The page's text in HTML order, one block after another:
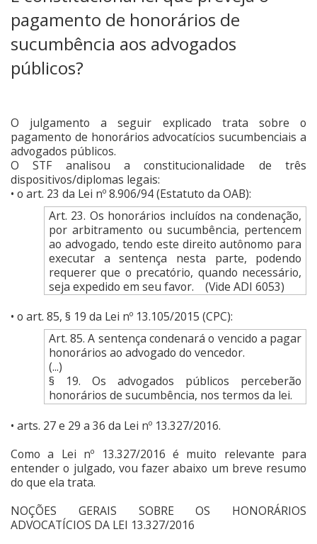
pagamento de honorários de
sucumbência aos advogados
públicos?
O julgamento a seguir explicado trata sobre o
pagamento de honorários advocatícios sucumbenciais a
advogados públicos.
O STF analisou a constitucionalidade de três
dispositivos/diplomas legais:
• o art. 23 da Lei nº 8.906/94 (Estatuto da OAB):
Art. 23. Os honorários incluídos na condenação,
por arbitramento ou sucumbência, pertencem
ao advogado, tendo este direito autônomo para
executar a sentença nesta parte, podendo
requerer que o precatório, quando necessário,
seja expedido em seu favor. (Vide ADI 6053)
• o art. 85, § 19 da Lei nº 13.105/2015 (CPC):
Art. 85. A sentença condenará o vencido a pagar
honorários ao advogado do vencedor.
(...)
§ 19. Os advogados públicos perceberão
honorários de sucumbência, nos termos da lei.
• arts. 27 e 29 a 36 da Lei nº 13.327/2016.
Como a Lei nº 13.327/2016 é muito relevante para
entender o julgado, vou fazer abaixo um breve resumo
do que ela trata.
NOÇÕES GERAIS SOBRE OS HONORÁRIOS
ADVOCATÍCIOS DA LEI 13.327/2016